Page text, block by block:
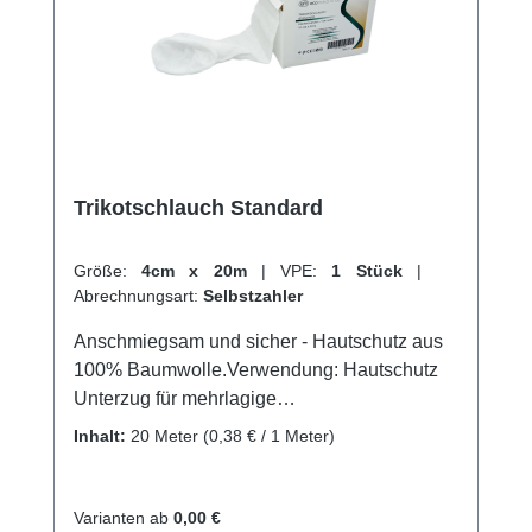
Trikotschlauch Standard
Größe: 4cm x 20m | VPE: 1 Stück |
Abrechnungsart: Selbstzahler
Anschmiegsam und sicher - Hautschutz aus
100% Baumwolle.Verwendung: Hautschutz
Unterzug für mehrlagige
Kompressionsysteme Unterzugverband bei
Schnelle Fixierung von Verbänden an Rumpf,
Inhalt: 20 Meter (0,38 € / 1 Meter)
Varianten ab 0,00 €